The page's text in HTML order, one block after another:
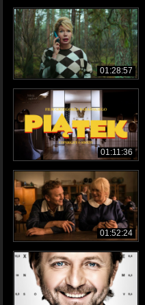
01:28:57
01:11:36
01:52:24